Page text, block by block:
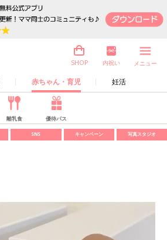
赤ちゃん・育児 妊活
SHOP 内祝い メニュー
離乳食 優待パス
SNS キャンペーン 写真スタジオ